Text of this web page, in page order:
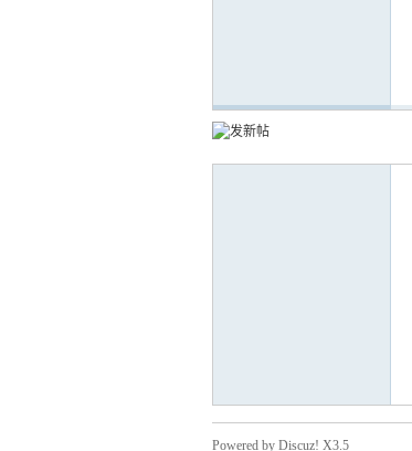
Powered by Discuz! X3.5